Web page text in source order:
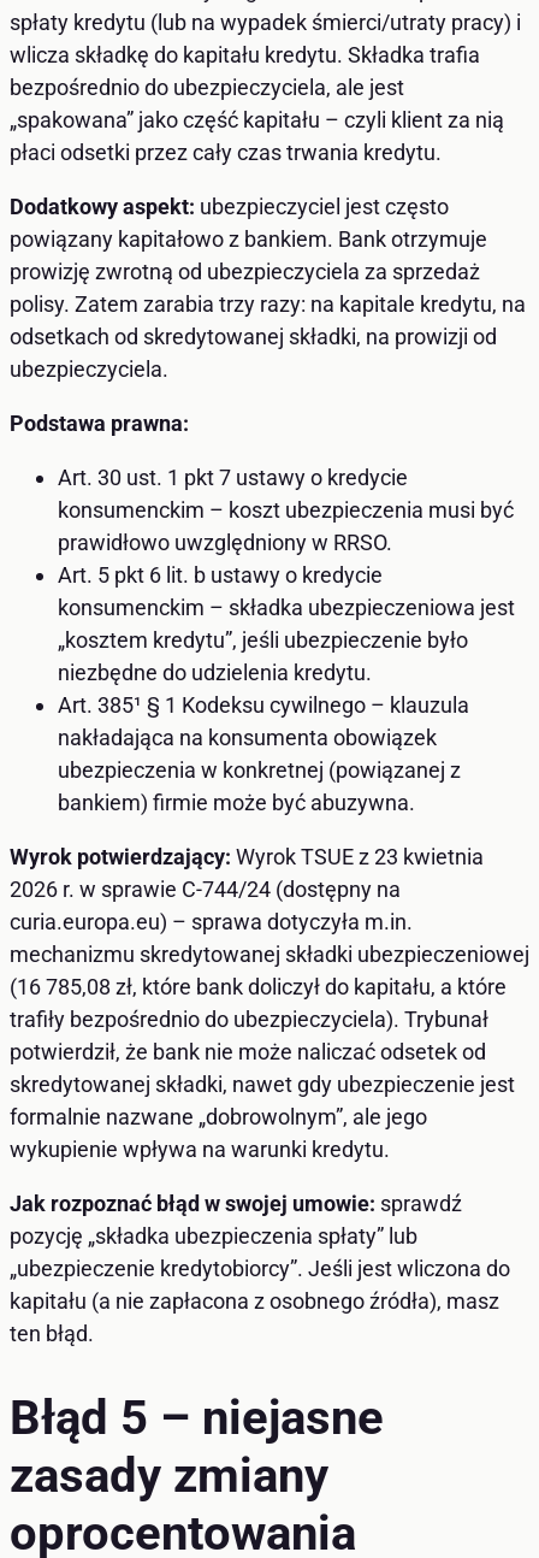
spłaty kredytu (lub na wypadek śmierci/utraty pracy) i
wlicza składkę do kapitału kredytu. Składka trafia
bezpośrednio do ubezpieczyciela, ale jest
„spakowana” jako część kapitału – czyli klient za nią
płaci odsetki przez cały czas trwania kredytu.
Dodatkowy aspekt: ubezpieczyciel jest często
powiązany kapitałowo z bankiem. Bank otrzymuje
prowizję zwrotną od ubezpieczyciela za sprzedaż
polisy. Zatem zarabia trzy razy: na kapitale kredytu, na
odsetkach od skredytowanej składki, na prowizji od
ubezpieczyciela.
Podstawa prawna:
Art. 30 ust. 1 pkt 7 ustawy o kredycie
konsumenckim – koszt ubezpieczenia musi być
prawidłowo uwzględniony w RRSO.
Art. 5 pkt 6 lit. b ustawy o kredycie
konsumenckim – składka ubezpieczeniowa jest
„kosztem kredytu”, jeśli ubezpieczenie było
niezbędne do udzielenia kredytu.
Art. 385¹ § 1 Kodeksu cywilnego – klauzula
nakładająca na konsumenta obowiązek
ubezpieczenia w konkretnej (powiązanej z
bankiem) firmie może być abuzywna.
Wyrok potwierdzający: Wyrok TSUE z 23 kwietnia
2026 r. w sprawie C-744/24 (dostępny na
curia.europa.eu) – sprawa dotyczyła m.in.
mechanizmu skredytowanej składki ubezpieczeniowej
(16 785,08 zł, które bank doliczył do kapitału, a które
trafiły bezpośrednio do ubezpieczyciela). Trybunał
potwierdził, że bank nie może naliczać odsetek od
skredytowanej składki, nawet gdy ubezpieczenie jest
formalnie nazwane „dobrowolnym”, ale jego
wykupienie wpływa na warunki kredytu.
Jak rozpoznać błąd w swojej umowie: sprawdź
pozycję „składka ubezpieczenia spłaty” lub
„ubezpieczenie kredytobiorcy”. Jeśli jest wliczona do
kapitału (a nie zapłacona z osobnego źródła), masz
ten błąd.
Błąd 5 – niejasne
zasady zmiany
oprocentowania